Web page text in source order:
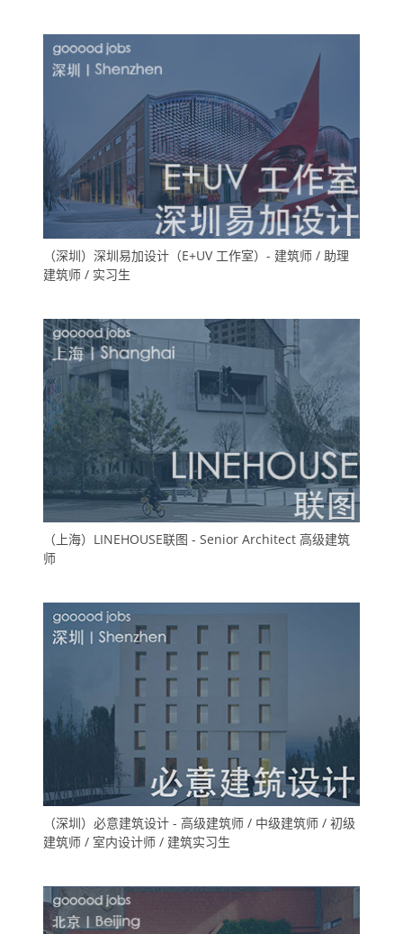
（深圳）深圳易加设计（E+UV 工作室）- 建筑师 / 助理
建筑师 / 实习生
（上海）LINEHOUSE联图 - Senior Architect 高级建筑
师
（深圳）必意建筑设计 - 高级建筑师 / 中级建筑师 / 初级
建筑师 / 室内设计师 / 建筑实习生